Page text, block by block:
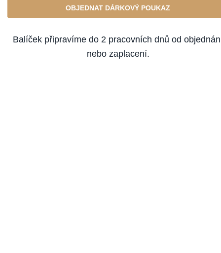
OBJEDNAT DÁRKOVÝ POUKAZ
Balíček připravíme do 2 pracovních dnů od
nebo zaplacení.